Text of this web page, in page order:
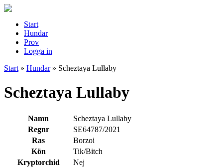
Start
Hundar
Prov
Logga in
Start » Hundar» Scheztaya Lullaby
Scheztaya Lullaby
Namn
Scheztaya Lullaby
Regnr
SE64787/2021
Ras
Borzoi
Kön
Tik/Bitch
Kryptorchid
Nej